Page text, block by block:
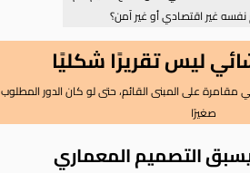
نفسه غير اقتصادي أو غير آمن؟
ليس تقريرًا شكليًا
على المبنى القائم، حتى لو كان الدور المطلوب
صغيرًا
يسبق التصميم المعماري